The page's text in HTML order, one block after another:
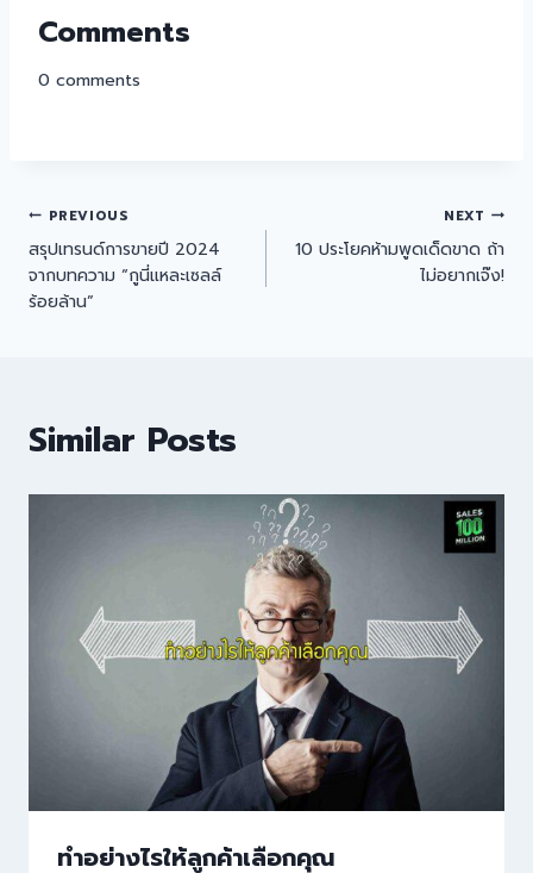
Comments
0 comments
PREVIOUS
สรุปเทรนด์การขายปี 2024
จากบทความ “กูนี่แหละเซลล์
ร้อยล้าน”
NEXT
10 ประโยคห้ามพูดเด็ดขาด ถ้า
ไม่อยากเจ๊ง!
Similar Posts
ทำอย่างไรให้ลูกค้าเลือกคุณ